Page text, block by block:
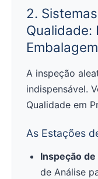
2.
Qualidade:
Embalagem
A inspeção
indispensável.
Qualidade em
As Estações
Inspeção
de Análise